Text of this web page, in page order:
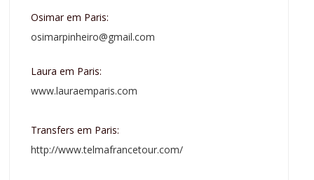
Osimar em Paris:
osimarpinheiro@gmail.com
Laura em Paris:
www.lauraemparis.com
Transfers em Paris:
http://www.telmafrancetour.com/